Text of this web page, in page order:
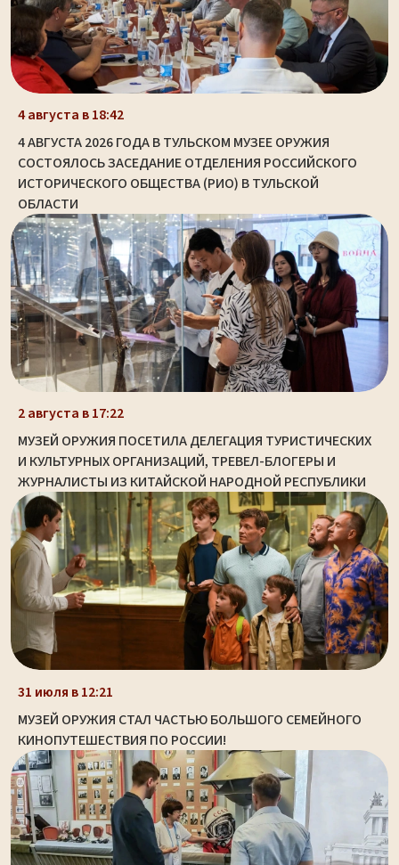
4 августа в 18:42
4 АВГУСТА 2026 ГОДА В ТУЛЬСКОМ МУЗЕЕ ОРУЖИЯ
СОСТОЯЛОСЬ ЗАСЕДАНИЕ ОТДЕЛЕНИЯ РОССИЙСКОГО
ИСТОРИЧЕСКОГО ОБЩЕСТВА (РИО) В ТУЛЬСКОЙ
ОБЛАСТИ
2 августа в 17:22
МУЗЕЙ ОРУЖИЯ ПОСЕТИЛА ДЕЛЕГАЦИЯ ТУРИСТИЧЕСКИХ
И КУЛЬТУРНЫХ ОРГАНИЗАЦИЙ, ТРЕВЕЛ-БЛОГЕРЫ И
ЖУРНАЛИСТЫ ИЗ КИТАЙСКОЙ НАРОДНОЙ РЕСПУБЛИКИ
31 июля в 12:21
МУЗЕЙ ОРУЖИЯ СТАЛ ЧАСТЬЮ БОЛЬШОГО СЕМЕЙНОГО
КИНОПУТЕШЕСТВИЯ ПО РОССИИ!